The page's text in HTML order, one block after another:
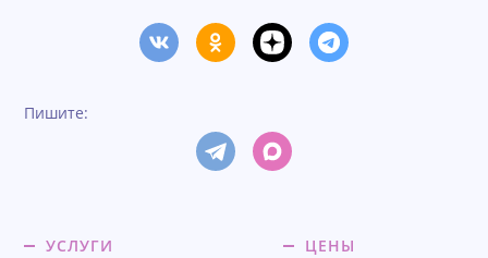
Пишите:
УСЛУГИ
ЦЕНЫ